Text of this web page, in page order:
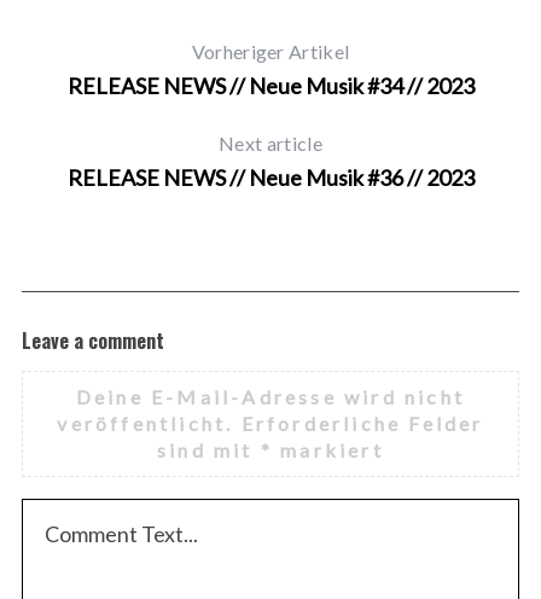
Vorheriger Artikel
RELEASE NEWS // Neue Musik #34 // 2023
Next article
RELEASE NEWS // Neue Musik #36 // 2023
Leave a comment
Deine E-Mail-Adresse wird nicht
veröffentlicht.
Erforderliche Felder
sind mit * markiert